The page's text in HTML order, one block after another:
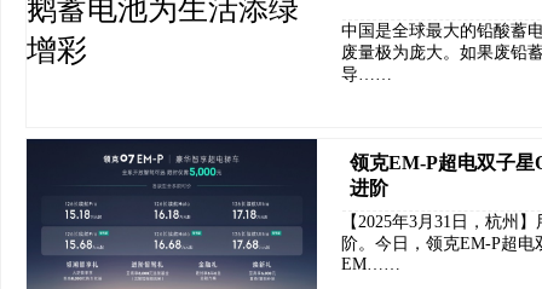
中国是全球最大的铅酸蓄
废量极为庞大。如果废铅
导……
领克EM-P超电双子星
进阶
【2025年3月31日，杭州
阶。今日，领克EM-P超
EM……